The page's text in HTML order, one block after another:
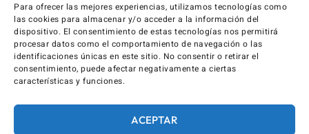
Para ofrecer las mejores experiencias, utilizamos tecnologías como
las cookies para almacenar y/o acceder a la información del
dispositivo. El consentimiento de estas tecnologías nos permitirá
procesar datos como el comportamiento de navegación o las
identificaciones únicas en este sitio. No consentir o retirar el
consentimiento, puede afectar negativamente a ciertas
características y funciones.
ACEPTAR